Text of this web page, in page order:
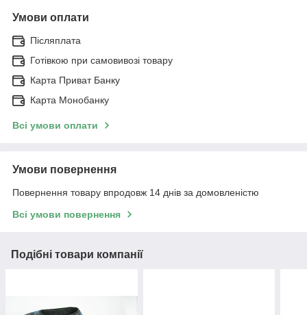
Умови оплати
Післяплата
Готівкою при самовивозі товару
Карта Приват Банку
Карта Монобанку
Всі умови оплати
Умови повернення
Повернення товару впродовж 14 днів за домовленістю
Всі умови повернення
Подібні товари компанії